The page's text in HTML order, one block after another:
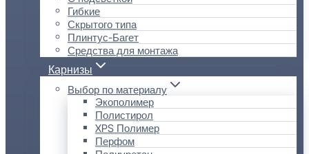
Гибкие
Скрытого типа
Плинтус-Багет
Средства для монтажа
Карнизы
Выбор по материалу
Экополимер
Полистирол
XPS Полимер
Перфом